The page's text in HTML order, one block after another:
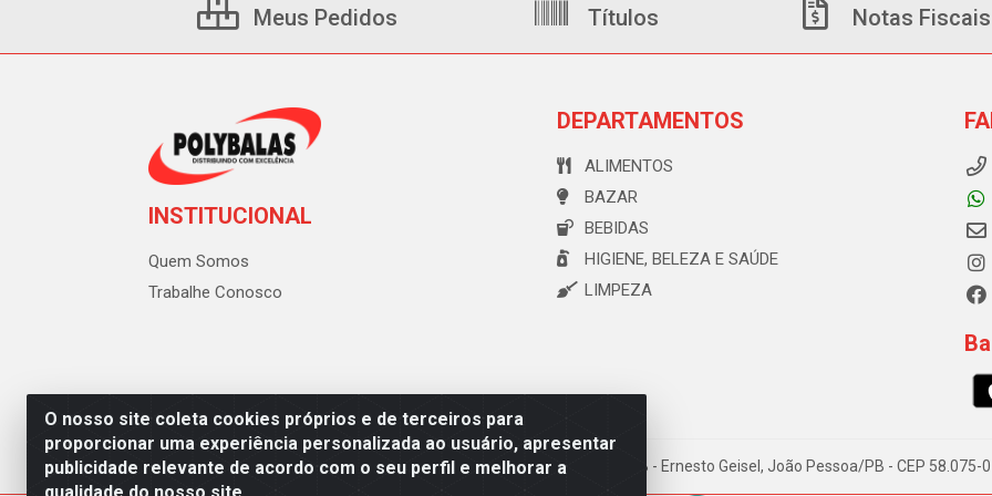
O nosso site coleta cookies próprios e de terceiros para
proporcionar uma experiência personalizada ao usuário, apresentar
publicidade relevante de acordo com o seu perfil e melhorar a
Meus Pedidos Títulos Notas Fiscais
INSTITUCIONAL
Quem Somos
Trabalhe Conosco
DEPARTAMENTOS
ALIMENTOS
BAZAR
BEBIDAS
HIGIENE, BELEZA E SAÚDE
LIMPEZA
Polybalas - Rua João Miguel de Souza, 173 Galpão B - Ernesto Geisel, João Pessoa/PB - CEP